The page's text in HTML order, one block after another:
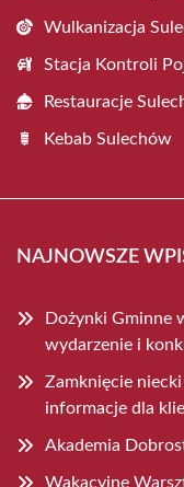
Wulkanizacja
Stacja Kontroli
Restauracje
Kebab Sulechów
NAJNOWSZE
Dożynki Gminne
wydarzenie i
Zamknięcie
informacje dla
Akademia
Wakacyjne